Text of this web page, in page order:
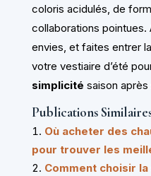
coloris acidulés, de
collaborations
envies, et faites entrer
votre vestiaire d’été
simplicité saison après
Publications
Où acheter des
pour trouver les
Comment choisir